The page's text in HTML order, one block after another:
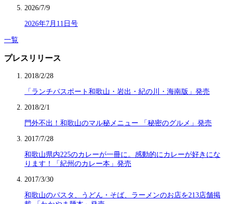
2026/7/9
2026年7月11日号
一覧
プレスリリース
2018/2/28
「ランチパスポート和歌山・岩出・紀の川・海南版」発売
2018/2/1
門外不出！和歌山のマル秘メニュー 「秘密のグルメ」発売
2017/7/28
和歌山県内225のカレーが一冊に。感動的にカレーが好きにな
ります！「紀州のカレー本」発売
2017/3/30
和歌山のパスタ、うどん・そば、ラーメンのお店を213店舗掲